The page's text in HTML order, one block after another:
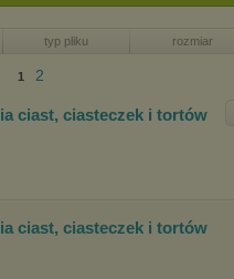
typ pliku rozmiar
1 2
ciast, ciasteczek i tortów
ciast, ciasteczek i tortów